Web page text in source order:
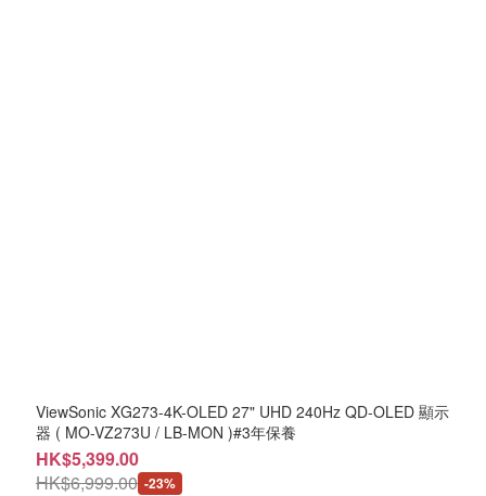
ViewSonic XG273-4K-OLED 27" UHD 240Hz QD-OLED 顯示
器 ( MO-VZ273U / LB-MON )#3年保養
HK$5,399.00
HK$6,999.00 -23%